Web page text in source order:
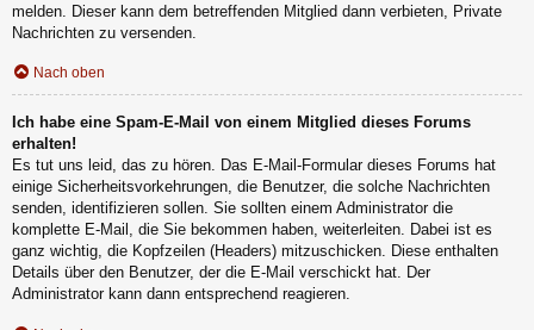
melden. Dieser kann dem betreffenden Mitglied dann verbieten, Private
Nachrichten zu versenden.
Nach oben
Ich habe eine Spam-E-Mail von einem Mitglied dieses Forums
erhalten!
Es tut uns leid, das zu hören. Das E-Mail-Formular dieses Forums hat
einige Sicherheitsvorkehrungen, die Benutzer, die solche Nachrichten
senden, identifizieren sollen. Sie sollten einem Administrator die
komplette E-Mail, die Sie bekommen haben, weiterleiten. Dabei ist es
ganz wichtig, die Kopfzeilen (Headers) mitzuschicken. Diese enthalten
Details über den Benutzer, der die E-Mail verschickt hat. Der
Administrator kann dann entsprechend reagieren.